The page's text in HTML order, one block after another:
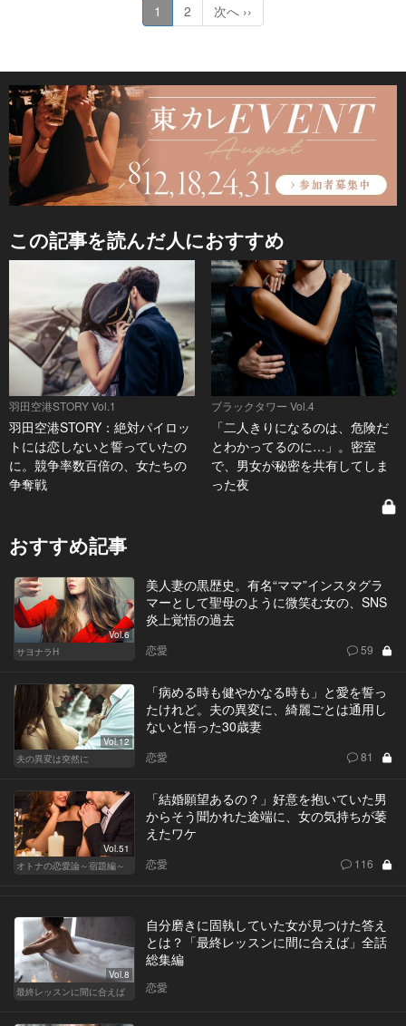
1 2 次へ ››
この記事を読んだ人におすすめ
羽田空港STORY Vol.1
羽田空港STORY：絶対パイロッ
トには恋しないと誓っていたの
に。競争率数百倍の、女たちの
争奪戦
ブラックタワー Vol.4
「二人きりになるのは、危険だ
とわかってるのに…」。密室
で、男女が秘密を共有してしま
った夜
おすすめ記事
Vol.6
サヨナラH
美人妻の黒歴史。有名“ママ”インスタグラ
マーとして聖母のように微笑む女の、SNS
炎上覚悟の過去
恋愛 59
Vol.12
夫の異変は突然に
「病める時も健やかなる時も」と愛を誓っ
たけれど。夫の異変に、綺麗ごとは通用し
ないと悟った30歳妻
恋愛 81
Vol.51
オトナの恋愛論～宿題編～
「結婚願望あるの？」好意を抱いていた男
からそう聞かれた途端に、女の気持ちが萎
えたワケ
恋愛 116
Vol.8
最終レッスンに間に合えば
自分磨きに固執していた女が見つけた答え
とは？「最終レッスンに間に合えば」全話
総集編
恋愛